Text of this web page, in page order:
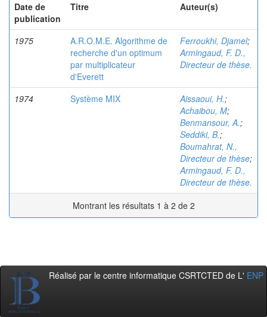
Date de
publication
Titre Auteur(s)
1975
A.R.O.M.E. Algorithme de
recherche d'un optimum
par multiplicateur
d'Everett
Ferroukhi, Djamel;
Armingaud, F. D.,
Directeur de thèse.
1974 Système MIX Aissaoui, H.;
Achaibou, M;
Benmansour, A.;
Seddiki, B.;
Boumahrat, N.,
Directeur de thèse;
Armingaud, F. D.,
Directeur de thèse.
Montrant les résultats 1 à 2 de 2
Réalisé par le centre informatique CSRTCTED de L' ENP